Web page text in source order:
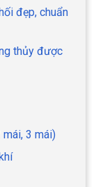
đẹp, chuẩn
thủy được
3 mái)